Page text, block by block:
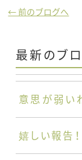
← 前のブログへ
最新のブ
意思が弱い
嬉しい報告！